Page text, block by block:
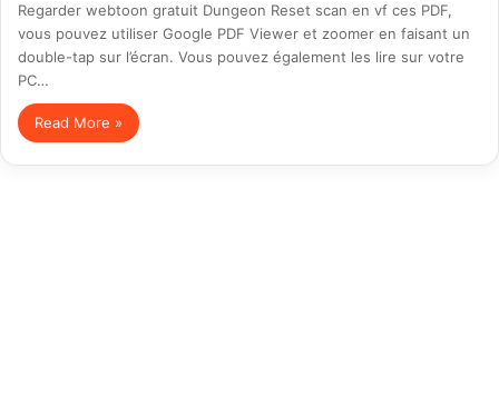
Regarder webtoon gratuit Dungeon Reset scan en vf ces PDF,
vous pouvez utiliser Google PDF Viewer et zoomer en faisant un
double-tap sur l’écran. Vous pouvez également les lire sur votre
PC…
Read More »